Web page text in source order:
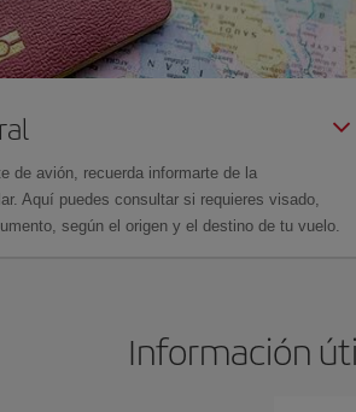
de avión, recuerda informarte de la
Aquí puedes consultar si requieres visado,
según el origen y el destino de tu vuelo.
Información